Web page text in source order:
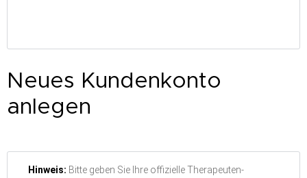
Neues Kundenkonto
anlegen
Hinweis: Bitte geben Sie Ihre offizielle Therapeuten-